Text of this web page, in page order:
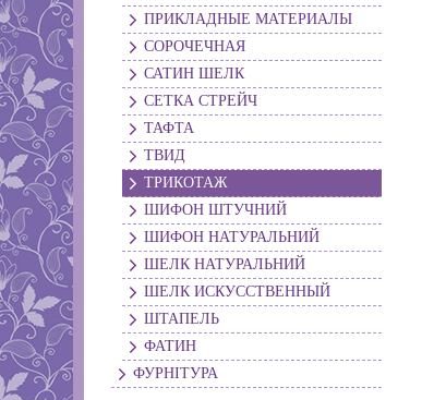
ПРИКЛАДНЫЕ МАТЕРИАЛЫ
СОРОЧЕЧНАЯ
САТИН ШЕЛК
СЕТКА СТРЕЙЧ
ТАФТА
ТВИД
ТРИКОТАЖ
ШИФОН ШТУЧНИЙ
ШИФОН НАТУРАЛЬНИЙ
ШЕЛК НАТУРАЛЬНИЙ
ШЕЛК ИСКУССТВЕННЫЙ
ШТАПЕЛЬ
ФАТИН
ФУРНІТУРА